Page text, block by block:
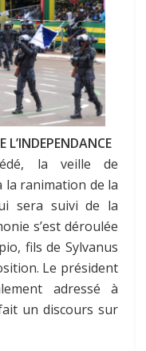
la veille de
la ranimation de la
sera suivi de la
s’est déroulée
fils de Sylvanus
Le président
adressé à
un discours sur